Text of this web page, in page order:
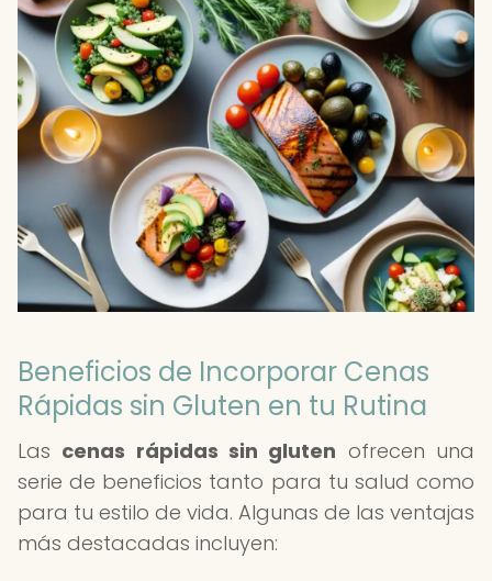
Beneficios de Incorporar Cenas
Rápidas sin Gluten en tu Rutina
Las cenas rápidas sin gluten ofrecen una
serie de beneficios tanto para tu salud como
para tu estilo de vida. Algunas de las ventajas
más destacadas incluyen: